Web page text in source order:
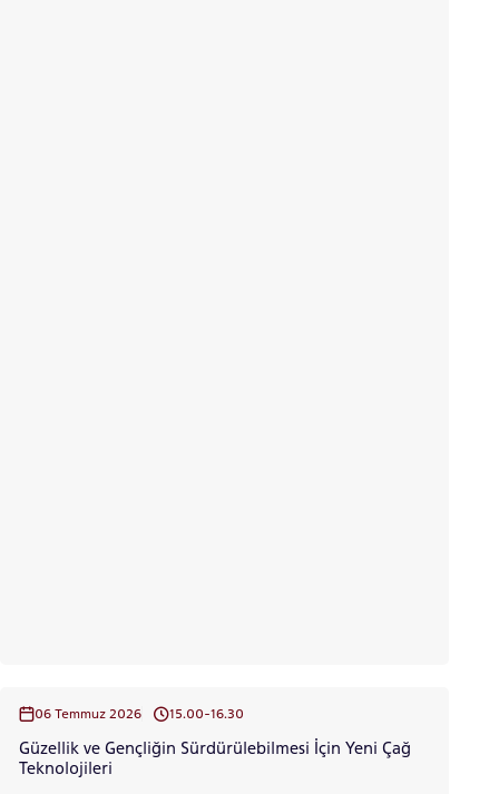
06 Temmuz 2026 15.00-16.30
Güzellik ve Gençliğin Sürdürülebilmesi İçin Yeni Çağ
Teknolojileri